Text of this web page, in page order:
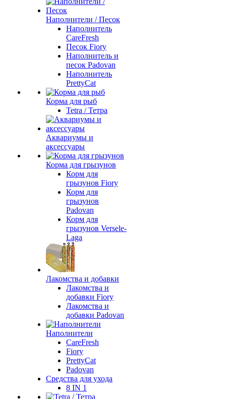
Наполнители / Песок
Наполнитель
CareFresh
Песок Fiory
Наполнитель и
песок Padovan
Наполнитель
PrettyCat
Корма для рыб
Tetra / Тетра
Аквариумы и
аксессуары
Корма для грызунов
Корм для
грызунов Fiory
Корм для
грызунов
Padovan
Корм для
грызунов Versele-
Laga
Лакомства и добавки
Лакомства и
добавки Fiory
Лакомства и
добавки Padovan
Наполнители
CareFresh
Fiory
PrettyCat
Padovan
Средства для ухода
8 IN 1